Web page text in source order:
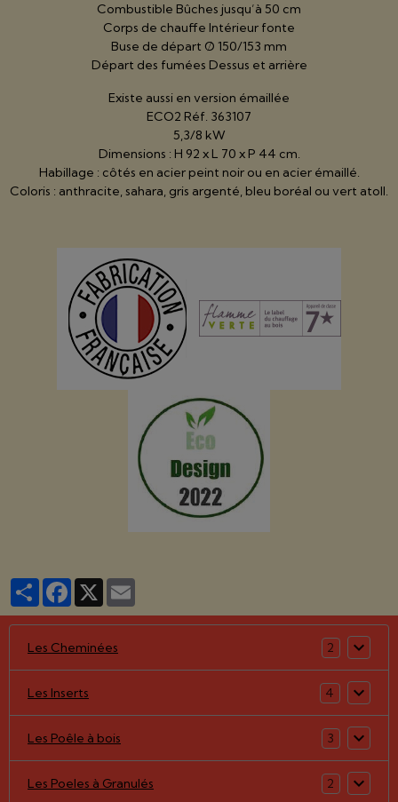
Combustible Bûches jusqu’à 50 cm
Corps de chauffe Intérieur fonte
Buse de départ Ø 150/153 mm
Départ des fumées Dessus et arrière
Existe aussi en version émaillée
ECO2 Réf. 363107
5,3/8 kW
Dimensions : H 92 x L 70 x P 44 cm.
Habillage : côtés en acier peint noir ou en acier émaillé.
Coloris : anthracite, sahara, gris argenté, bleu boréal ou vert atoll.
PartagerFacebook
X
Les Cheminées 2
Les Inserts 4
Les Poêle à bois 3
Les Poeles à Granulés 2